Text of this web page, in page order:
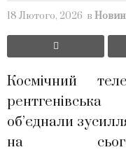
18 Лютого, 2026 в
Космічний
об’єднали
на